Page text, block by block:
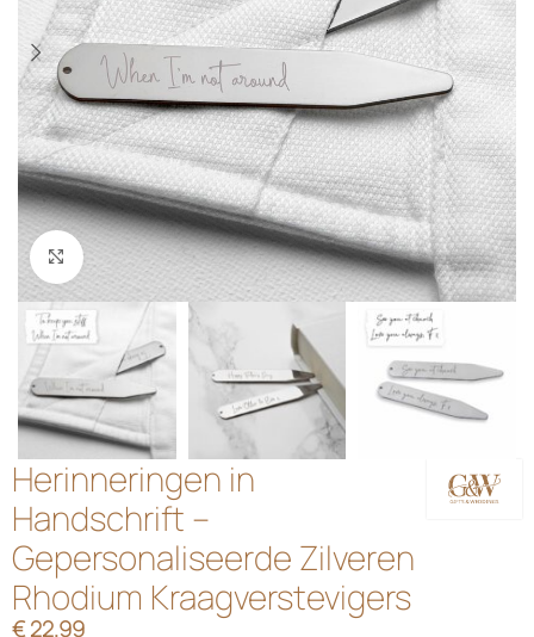
Klik om te vergroten
Herinneringen in
Handschrift –
Gepersonaliseerde Zilveren
Rhodium Kraagverstevigers
€22.99